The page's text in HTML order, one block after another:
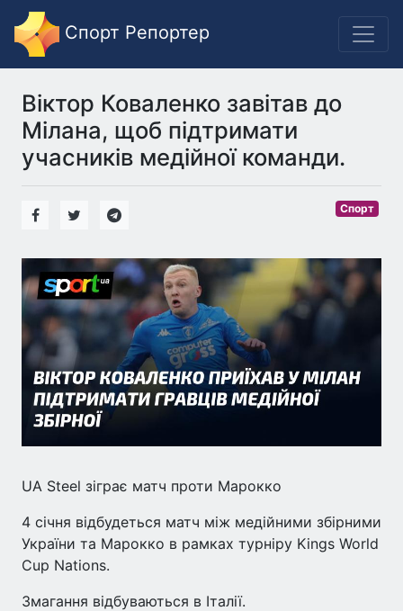
Спорт Репортер
Віктор Коваленко завітав до
Мілана, щоб підтримати
учасників медійної команди.
Спорт
UA Steel зіграє матч проти Марокко
4 січня відбудеться матч між медійними збірними
України та Марокко в рамках турніру Kings World
Cup Nations.
Змагання відбуваються в Італії.